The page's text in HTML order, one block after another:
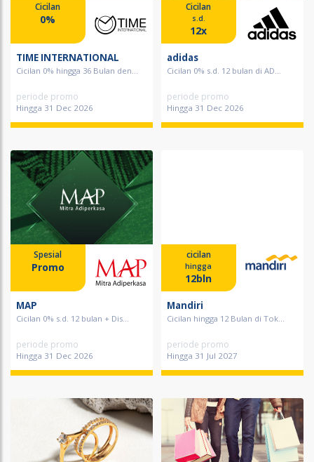
Cicilan
0%
TIME INTERNATIONAL
Cicilan 0% hingga 36 Bulan den...
periode promo
Hingga 31 Dec 2026
Cicilan
s.d.
12x
adidas
Cicilan 0% s.d. 12 bulan di AD...
periode promo
Hingga 31 Dec 2026
Spesial
Promo
MAP
Cicilan 0% s.d. 12 bulan + Dis...
periode promo
Hingga 31 Dec 2026
cicilan
hingga
12bln
Mandiri
Cicilan hingga 12 Bulan di Tok...
periode promo
Hingga 31 Jul 2027